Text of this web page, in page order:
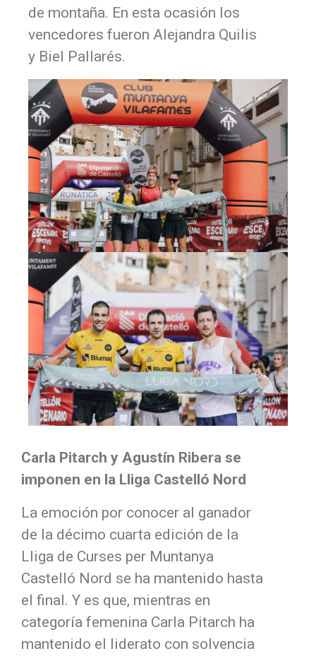
de montaña. En esta ocasión los
vencedores fueron Alejandra Quilis
y Biel Pallarés.
Carla Pitarch y Agustín Ribera se
imponen en la Lliga Castelló Nord
La emoción por conocer al ganador
de la décimo cuarta edición de la
Lliga de Curses per Muntanya
Castelló Nord se ha mantenido hasta
el final. Y es que, mientras en
categoría femenina Carla Pitarch ha
mantenido el liderato con solvencia